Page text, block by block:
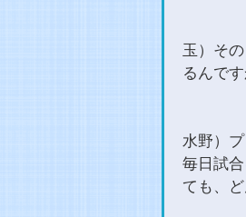
玉）そ
るんで
水野）
毎日試
ても、